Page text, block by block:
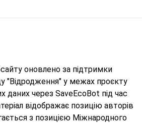
оновлено за підтримки
"Відродження" у межах проєкту
даних через SaveEcoBot під час
відображає позицію авторів
з позицією Міжнародного